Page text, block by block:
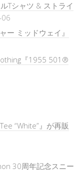
Tシャツ & ストライ
ー ミッドウェイ』
『1955 501®
“White”』が再販
30周年記念スニー